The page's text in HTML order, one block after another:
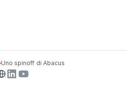
Uno spinoff di Abacus